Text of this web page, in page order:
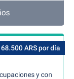
ARS por día
y con